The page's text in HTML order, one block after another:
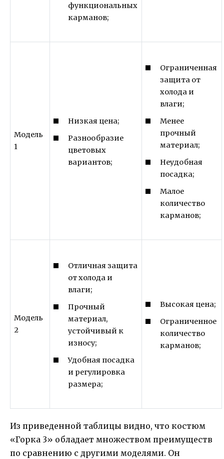
функциональных
карманов;
Модель
1
Низкая цена;
Разнообразие
цветовых
вариантов;
Ограниченная
защита от
холода и
влаги;
Менее
прочный
материал;
Неудобная
посадка;
Малое
количество
карманов;
Модель
2
Отличная защита
от холода и
влаги;
Прочный
материал,
устойчивый к
износу;
Удобная посадка
и регулировка
размера;
Высокая цена;
Ограниченное
количество
карманов;
Из приведенной таблицы видно, что костюм
«Горка 3» обладает множеством преимуществ
по сравнению с другими моделями. Он